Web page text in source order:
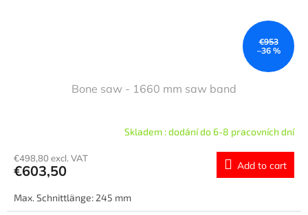
€953
–36 %
Bone saw - 1660 mm saw band
Skladem : dodání do 6-8 pracovních dní
€498,80 excl. VAT
€603,50 Add to cart
Max. Schnittlänge: 245 mm